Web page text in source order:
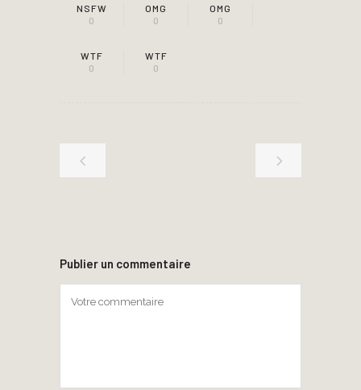
NSFW
0
OMG
0
OMG
0
WTF
0
WTF
0
Publier un commentaire